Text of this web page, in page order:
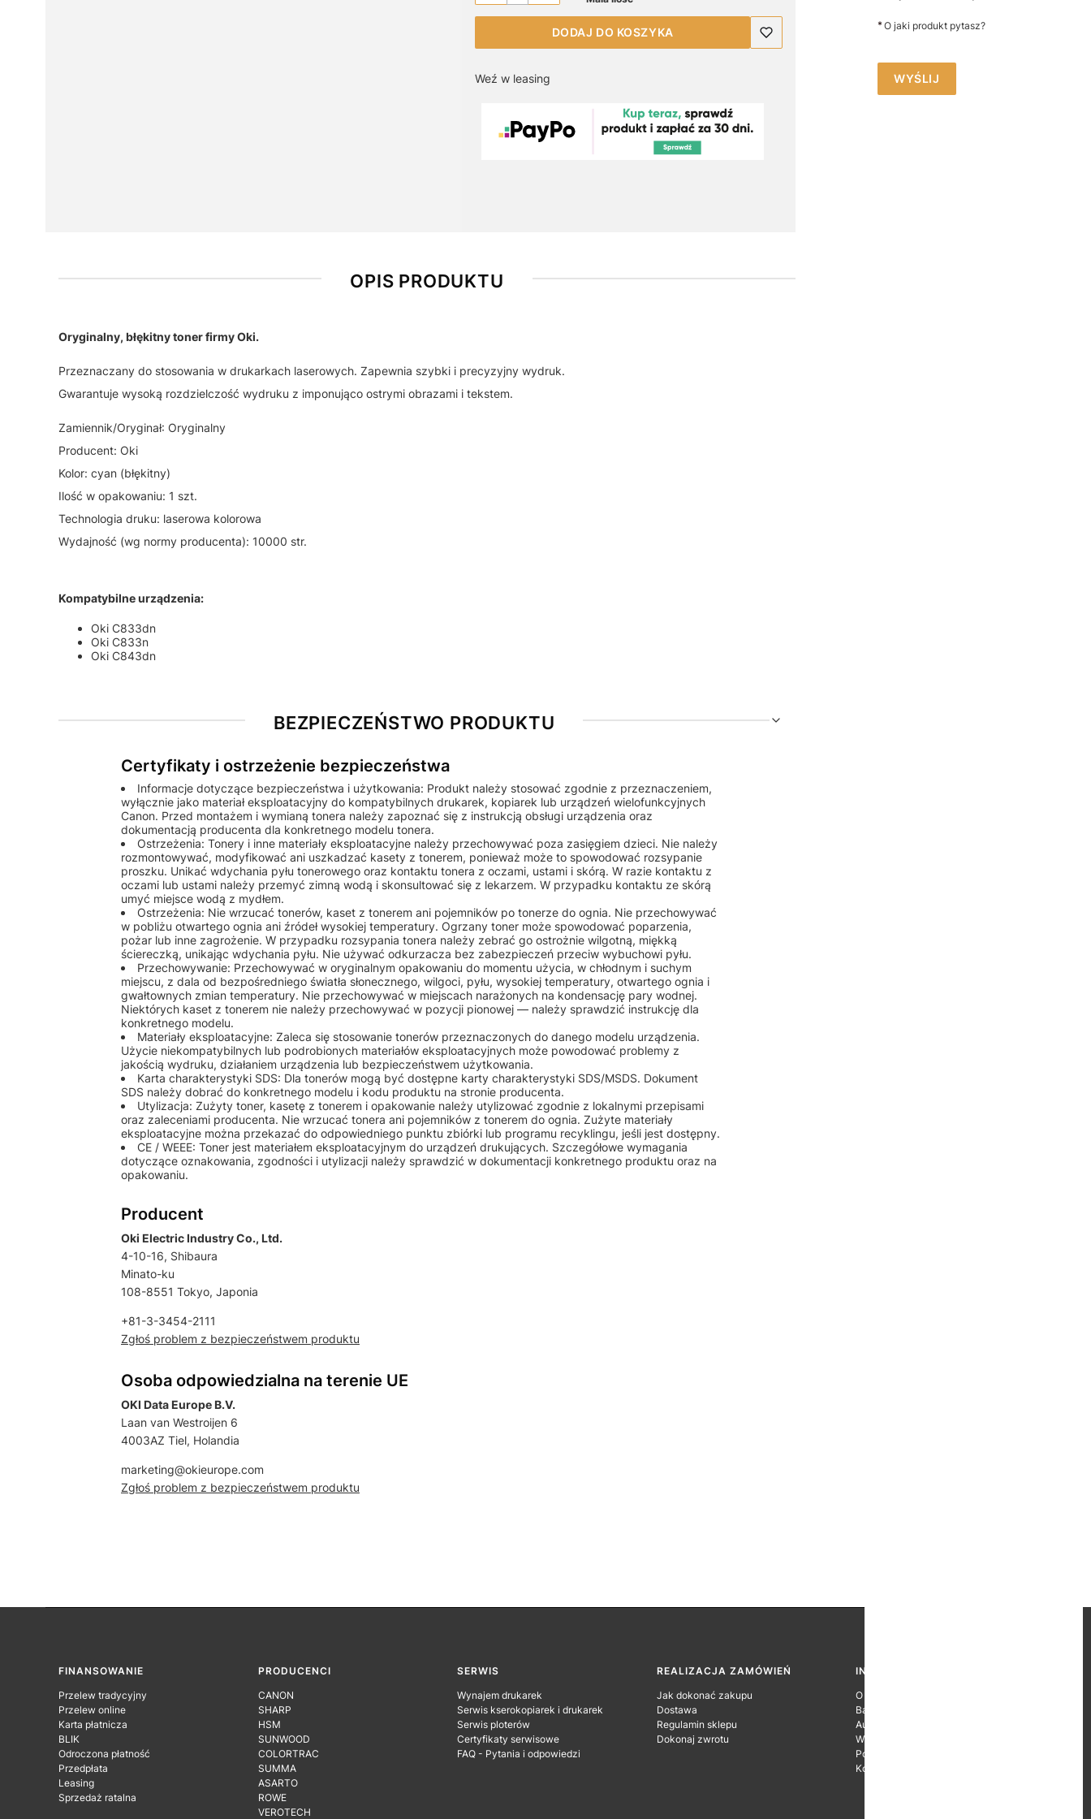
DODAJ DO KOSZYKA
Weź w leasing
OPIS PRODUKTU
Oryginalny, błękitny toner firmy Oki.
Przeznaczany do stosowania w drukarkach laserowych. Zapewnia szybki i precyzyjny wydruk.
Gwarantuje wysoką rozdzielczość wydruku z imponująco ostrymi obrazami i tekstem.
Zamiennik/Oryginał: Oryginalny
Producent: Oki
Kolor: cyan (błękitny)
Ilość w opakowaniu: 1 szt.
Technologia druku: laserowa kolorowa
Wydajność (wg normy producenta): 10000 str.
Kompatybilne urządzenia:
Oki C833dn
Oki C833n
Oki C843dn
*O jaki produkt pytasz?
WYŚLIJ
BEZPIECZEŃSTWO PRODUKTU
Certyfikaty i ostrzeżenie bezpieczeństwa
Informacje dotyczące bezpieczeństwa i użytkowania: Produkt należy stosować zgodnie z przeznaczeniem,
wyłącznie jako materiał eksploatacyjny do kompatybilnych drukarek, kopiarek lub urządzeń wielofunkcyjnych
Canon. Przed montażem i wymianą tonera należy zapoznać się z instrukcją obsługi urządzenia oraz
dokumentacją producenta dla konkretnego modelu tonera.
Ostrzeżenia: Tonery i inne materiały eksploatacyjne należy przechowywać poza zasięgiem dzieci. Nie należy
rozmontowywać, modyfikować ani uszkadzać kasety z tonerem, ponieważ może to spowodować rozsypanie
proszku. Unikać wdychania pyłu tonerowego oraz kontaktu tonera z oczami, ustami i skórą. W razie kontaktu z
oczami lub ustami należy przemyć zimną wodą i skonsultować się z lekarzem. W przypadku kontaktu ze skórą
umyć miejsce wodą z mydłem.
Ostrzeżenia: Nie wrzucać tonerów, kaset z tonerem ani pojemników po tonerze do ognia. Nie przechowywać
w pobliżu otwartego ognia ani źródeł wysokiej temperatury. Ogrzany toner może spowodować poparzenia,
pożar lub inne zagrożenie. W przypadku rozsypania tonera należy zebrać go ostrożnie wilgotną, miękką
ściereczką, unikając wdychania pyłu. Nie używać odkurzacza bez zabezpieczeń przeciw wybuchowi pyłu.
Przechowywanie: Przechowywać w oryginalnym opakowaniu do momentu użycia, w chłodnym i suchym
miejscu, z dala od bezpośredniego światła słonecznego, wilgoci, pyłu, wysokiej temperatury, otwartego ognia i
gwałtownych zmian temperatury. Nie przechowywać w miejscach narażonych na kondensację pary wodnej.
Niektórych kaset z tonerem nie należy przechowywać w pozycji pionowej — należy sprawdzić instrukcję dla
konkretnego modelu.
Materiały eksploatacyjne: Zaleca się stosowanie tonerów przeznaczonych do danego modelu urządzenia.
Użycie niekompatybilnych lub podrobionych materiałów eksploatacyjnych może powodować problemy z
jakością wydruku, działaniem urządzenia lub bezpieczeństwem użytkowania.
Karta charakterystyki SDS: Dla tonerów mogą być dostępne karty charakterystyki SDS/MSDS. Dokument
SDS należy dobrać do konkretnego modelu i kodu produktu na stronie producenta.
Utylizacja: Zużyty toner, kasetę z tonerem i opakowanie należy utylizować zgodnie z lokalnymi przepisami
oraz zaleceniami producenta. Nie wrzucać tonera ani pojemników z tonerem do ognia. Zużyte materiały
eksploatacyjne można przekazać do odpowiedniego punktu zbiórki lub programu recyklingu, jeśli jest dostępny.
CE / WEEE: Toner jest materiałem eksploatacyjnym do urządzeń drukujących. Szczegółowe wymagania
dotyczące oznakowania, zgodności i utylizacji należy sprawdzić w dokumentacji konkretnego produktu oraz na
opakowaniu.
Producent
Oki Electric Industry Co., Ltd.
4-10-16, Shibaura
Minato-ku
108-8551 Tokyo, Japonia
+81-3-3454-2111
Zgłoś problem z bezpieczeństwem produktu
Osoba odpowiedzialna na terenie UE
OKI Data Europe B.V.
Laan van Westroijen 6
4003AZ Tiel, Holandia
marketing@okieurope.com
Zgłoś problem z bezpieczeństwem produktu
Linki w stopce
FINANSOWANIE
Przelew tradycyjny
Przelew online
Karta płatnicza
BLIK
Odroczona płatność
Przedpłata
Leasing
Sprzedaż ratalna
PRODUCENCI
CANON
SHARP
HSM
SUNWOOD
COLORTRAC
SUMMA
ASARTO
ROWE
VEROTECH
SERWIS
Wynajem drukarek
Serwis kserokopiarek i drukarek
Serwis ploterów
Certyfikaty serwisowe
FAQ - Pytania i odpowiedzi
REALIZACJA ZAMÓWIEŃ
Jak dokonać zakupu
Dostawa
Regulamin sklepu
Dokonaj zwrotu
INFORMACJE O FIRMIE
O firmie
Baza wiedzy
Autoryzacje Producentów
Wyróżnienia
Polityka prywatności
Kontakt